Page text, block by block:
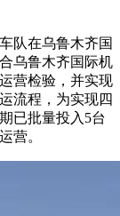
队在乌鲁木齐国
乌鲁木齐国际机
营检验，并实现
流程，为实现四
已批量投入5台
营。